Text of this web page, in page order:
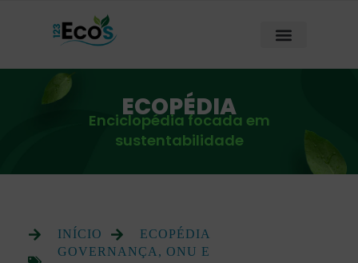
ECOPÉDIA
Enciclopédia focada em
sustentabilidade
INÍCIO
ECOPÉDIA
GOVERNANÇA, ONU E